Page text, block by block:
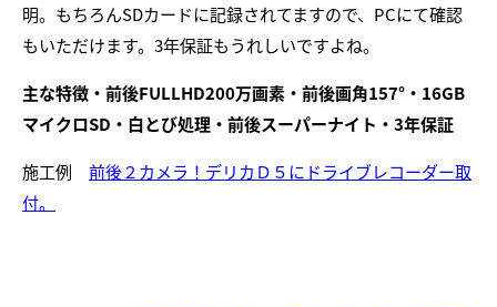
明。もちろんSDカードに記録されてますので、PCにて確認
もいただけます。3年保証もうれしいですよね。
主な特徴・前後FULLHD200万画素・前後画角157°・16GB
マイクロSD・白とび処理・前後スーパーナイト・3年保証
施工例 前後２カメラ！デリカＤ５にドライブレコーダー取
付。